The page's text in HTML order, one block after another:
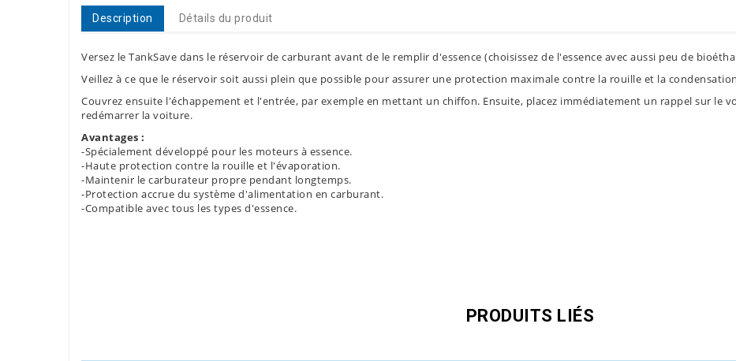
Description Détails du produit
Versez le TankSave dans le réservoir de carburant avant de le remplir d'essence (choisissez de l'essence avec aussi peu de
Veillez à ce que le réservoir soit aussi plein que possible pour assurer une protection maximale contre la rouille et la
Couvrez ensuite l'échappement et l'entrée, par exemple en mettant un chiffon. Ensuite, placez immédiatement un rappel sur le
redémarrer la voiture.
Avantages :
-Spécialement développé pour les moteurs à essence.
-Haute protection contre la rouille et l'évaporation.
-Maintenir le carburateur propre pendant longtemps.
-Protection accrue du système d'alimentation en carburant.
-Compatible avec tous les types d'essence.
PRODUITS LIÉS